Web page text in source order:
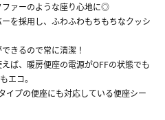
ファーのような座り心地に◎
を採用し、ふわふわもちもちなクッシ
きるので常に清潔！
ば、暖房便座の電源がOFFの状態でも
エコ。
イプの便座にも対応している便座シー